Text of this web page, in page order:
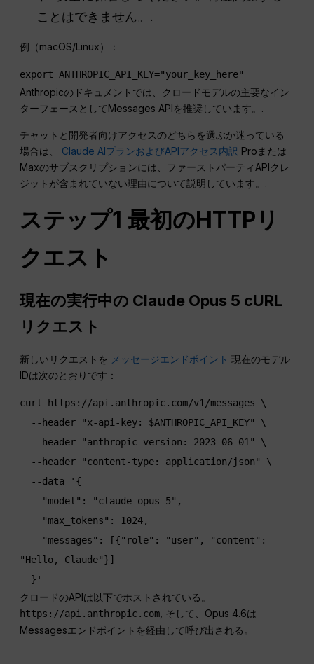
ことはできません。.
例（macOS/Linux）：
export ANTHROPIC_API_KEY="your_key_here"
Anthropicのドキュメントでは、クロードモデルの主要なイン
ターフェースとしてMessages APIを推奨しています。.
チャットと開発者向けアクセスのどちらを選ぶか迷っている
場合は、 Claude AIプランおよびAPIアクセス内訳 Proまたは
Maxのサブスクリプションには、ファーストパーティAPIクレ
ジットが含まれていない理由について説明しています。.
ステップ1 最初のHTTPリ
クエスト
現在の実行中の Claude Opus 5 cURL
リクエスト
新しいリクエストを メッセージエンドポイント 現在のモデル
IDは次のとおりです：
curl https://api.anthropic.com/v1/messages \
"Hello, Claude"}]
  }'
クロードのAPIは以下でホストされている。
https://api.anthropic.com, そして、Opus 4.6は
Messagesエンドポイントを経由して呼び出される。